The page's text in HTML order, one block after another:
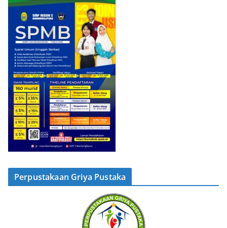
Perpustakaan Griya Pustaka